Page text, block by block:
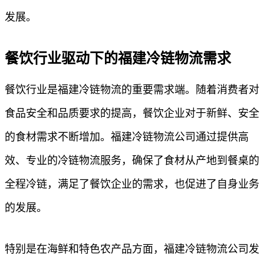
发展。
餐饮行业驱动下的福建冷链物流需求
餐饮行业是福建冷链物流的重要需求端。随着消费者对
食品安全和品质要求的提高，餐饮企业对于新鲜、安全
的食材需求不断增加。福建冷链物流公司通过提供高
效、专业的冷链物流服务，确保了食材从产地到餐桌的
全程冷链，满足了餐饮企业的需求，也促进了自身业务
的发展。
特别是在海鲜和特色农产品方面，福建冷链物流公司发